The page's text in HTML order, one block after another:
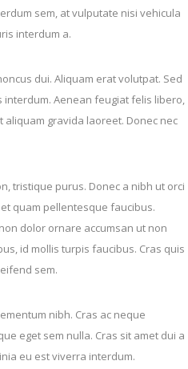
sem, at vulputate nisi vehicula
interdum a.
dui. Aliquam erat volutpat. Sed
interdum. Aenean feugiat felis libero,
gravida laoreet. Donec nec
tristique purus. Donec a nibh ut orci
quam pellentesque faucibus.
dolor ornare accumsan ut non
id mollis turpis faucibus. Cras quis
sem.
nibh. Cras ac neque
eget sem nulla. Cras sit amet dui a
eu est viverra interdum.